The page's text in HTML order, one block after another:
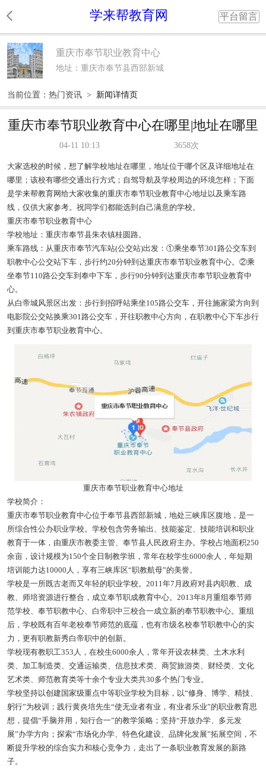
学来帮教育网 平台留言
重庆市奉节职业教育中心
地址：重庆市奉节县西部新城
当前位置： 热门资讯 > 新闻详情页
重庆市奉节职业教育中心在哪里|地址在哪里
04-11 10:13 3658次
大家选校的时候，想了解学校地址在哪里，地址位于哪个区及详细地址在
哪里；该校有哪些交通出行方式；自驾导航及学校周边的环境怎样；下面
是学来帮教育网给大家收集的重庆市奉节职业教育中心地址以及乘车路
线，仅供大家参考。祝同学们都能选到自己满意的学校。
重庆市奉节职业教育中心
学校地址：重庆市奉节县朱衣镇桂圆路。
乘车路线：从重庆市奉节汽车站(公交站)出发：①乘坐奉节301路公交车到
职教中心公交站下车，步行约20分钟到达重庆市奉节职业教育中心。②乘
坐奉节110路公交车到奉中下车，步行90分钟到达重庆市奉节职业教育中
心。
从白帝城风景区出发：步行到招呼站乘坐105路公交车，开往施家梁方向到
电影院公交站换乘301路公交车，开往职教中心方向，在职教中心下车步行
到重庆市奉节职业教育中心。
重庆市奉节职业教育中心地址
学校简介：
重庆市奉节职业教育中心位于奉节县西部新城，地处三峡库区腹地，是一
所综合性公办职业学校。学校包含劳务输出、技能鉴定、技能培训和职业
教育于一体，由重庆市教委主管、奉节县人民政府主办。学校占地面积250
余亩，设计规模为150个全日制教学班，常年在校学生6000余人，年短期
培训能力达10000人，享有三峡库区“职教航母”的美誉。
学校是一所既古老而又年轻的职业学校。2011年7月政府对县内职教、成
教、师培资源进行整合，成立奉节职成教育中心。2013年8月重组奉节师
范学校、奉节职教中心、白帝职中三校合一成立新的奉节职教中心。重组
后，学校既有百年老校奉节师范的底蕴，也有市级名校奉节职教中心的实
力，更有职教新秀白帝职中的创新。
学校现有教职工353人，在校生6000余人，常年开设农林类、土木水利
类、加工制造类、交通运输类、信息技术类、商贸旅游类、财经类、文化
艺术类、师范教育类等十余个专业大类共30多个热门专业。
学校坚持以创建国家级重点中等职业学校为目标，以“修身、博学、精技、
躬行”为校训；践行黄炎培先生“使无业者有业，有业者乐业”的职业教育思
想，提倡“手脑并用，知行合一”的教学策略；坚持“开放办学、多元发
展”办学方向；探索“市场化办学、特色化建设、品牌化发展”拓展空间，不
断提升学校的综合实力和核心竞争力，走出了一条职业教育发展的新路
子。